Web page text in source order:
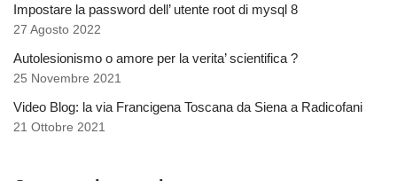
Impostare la password dell’ utente root di mysql 8
27 Agosto 2022
Autolesionismo o amore per la verita’ scientifica ?
25 Novembre 2021
Video Blog: la via Francigena Toscana da Siena a Radicofani
21 Ottobre 2021